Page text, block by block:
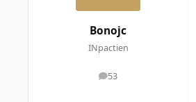
Bonojc
INpactien
53
messages